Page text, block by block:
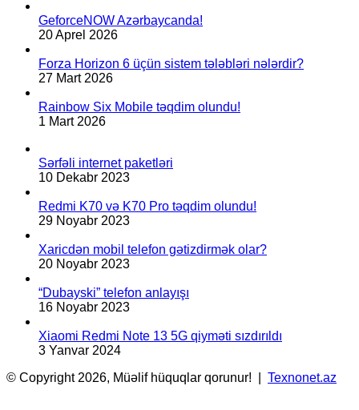
GeforceNOW Azərbaycanda!
20 Aprel 2026
Forza Horizon 6 üçün sistem tələbləri nələrdir?
27 Mart 2026
Rainbow Six Mobile təqdim olundu!
1 Mart 2026
Sərfəli internet paketləri
10 Dekabr 2023
Redmi K70 və K70 Pro təqdim olundu!
29 Noyabr 2023
Xaricdən mobil telefon gətizdirmək olar?
20 Noyabr 2023
“Dubayski” telefon anlayışı
16 Noyabr 2023
Xiaomi Redmi Note 13 5G qiyməti sızdırıldı
3 Yanvar 2024
© Copyright 2026, Müəlif hüquqlar qorunur! | Texnonet.az